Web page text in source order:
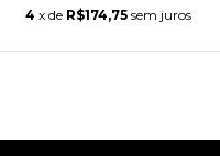
4 x de R$174,75 sem juros